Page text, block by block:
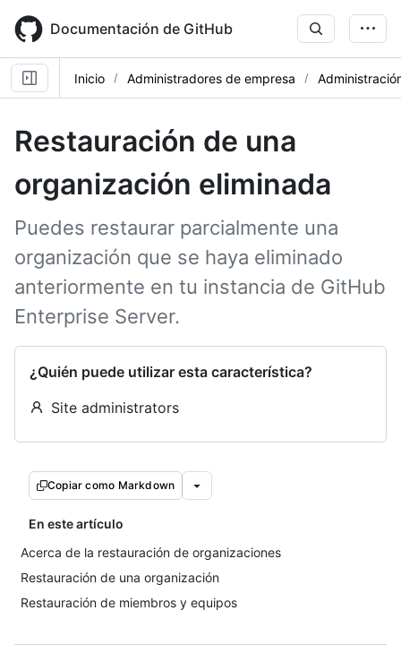
main
content
Documentación de GitHub
Inicio Administradores de empresa
Restauración de una
organización eliminada
Puedes restaurar parcialmente una
organización que se haya eliminado
anteriormente en tu instancia de GitHub
Enterprise Server.
¿Quién puede utilizar esta característica?
Site administrators
Copiar como Markdown
En este artículo
Acerca de la restauración de organizaciones
Restauración de una organización
Restauración de miembros y equipos